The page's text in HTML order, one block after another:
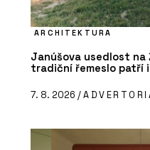
ARCHITEKTURA
Janúšova usedlost na
tradiční řemeslo patří
7. 8. 2026 /